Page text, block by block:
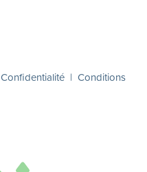
Confidentialité | Conditions